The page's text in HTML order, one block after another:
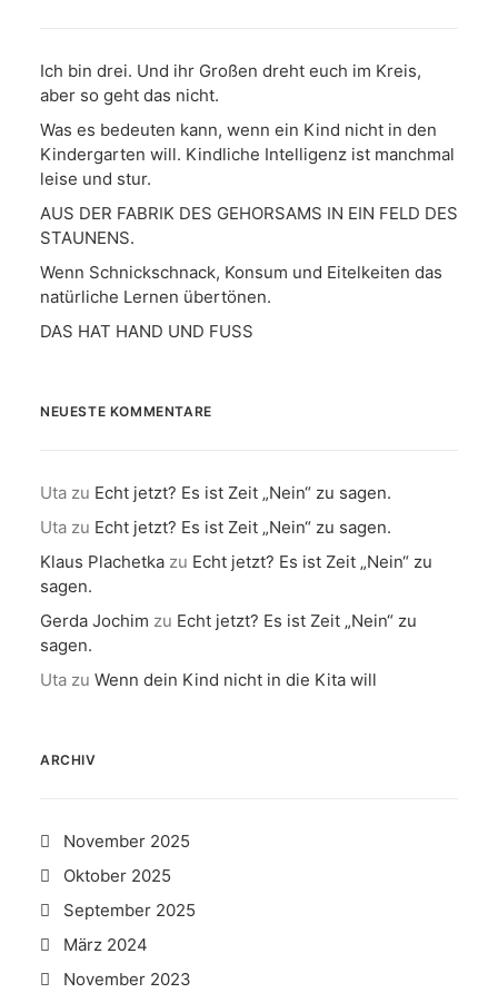
Ich bin drei. Und ihr Großen dreht euch im Kreis,
aber so geht das nicht.
Was es bedeuten kann, wenn ein Kind nicht in den
Kindergarten will. Kindliche Intelligenz ist manchmal
leise und stur.
AUS DER FABRIK DES GEHORSAMS IN EIN FELD DES
STAUNENS.
Wenn Schnickschnack, Konsum und Eitelkeiten das
natürliche Lernen übertönen.
DAS HAT HAND UND FUSS
NEUESTE KOMMENTARE
Uta zu Echt jetzt? Es ist Zeit „Nein“ zu sagen.
Uta zu Echt jetzt? Es ist Zeit „Nein“ zu sagen.
Klaus Plachetka zu Echt jetzt? Es ist Zeit „Nein“ zu
sagen.
Gerda Jochim zu Echt jetzt? Es ist Zeit „Nein“ zu
sagen.
Uta zu Wenn dein Kind nicht in die Kita will
ARCHIV
November 2025
Oktober 2025
September 2025
März 2024
November 2023